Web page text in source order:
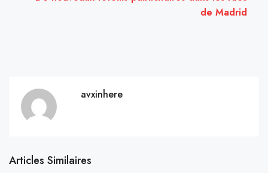
de Madrid
avxinhere
Articles Similaires